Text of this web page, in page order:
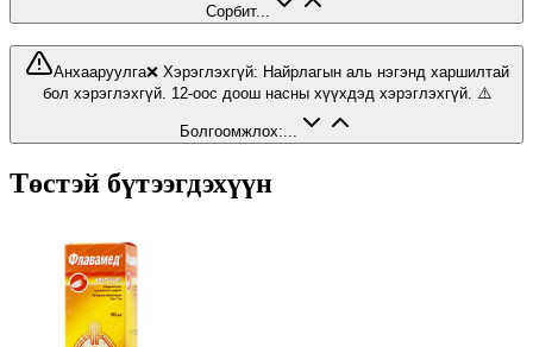
Сорбит...
Анхааруулга❌ Хэрэглэхгүй: Найрлагын аль нэгэнд харшилтай
бол хэрэглэхгүй. 12-оос доош насны хүүхдэд хэрэглэхгүй. ⚠️
Болгоомжлох:...
Төстэй бүтээгдэхүүн